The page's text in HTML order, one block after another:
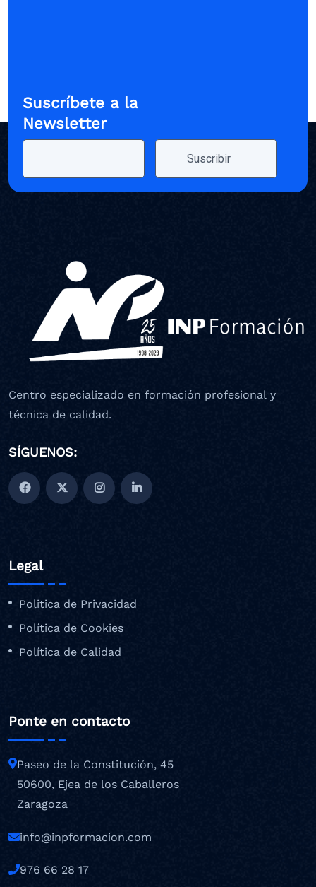
Suscríbete a la
Newsletter
Centro especializado en formación profesional y
técnica de calidad.
SÍGUENOS:
Legal
Politica de Privacidad
Política de Cookies
Política de Calidad
Ponte en contacto
Paseo de la Constitución, 45
50600, Ejea de los Caballeros
Zaragoza
info@inpformacion.com
976 66 28 17